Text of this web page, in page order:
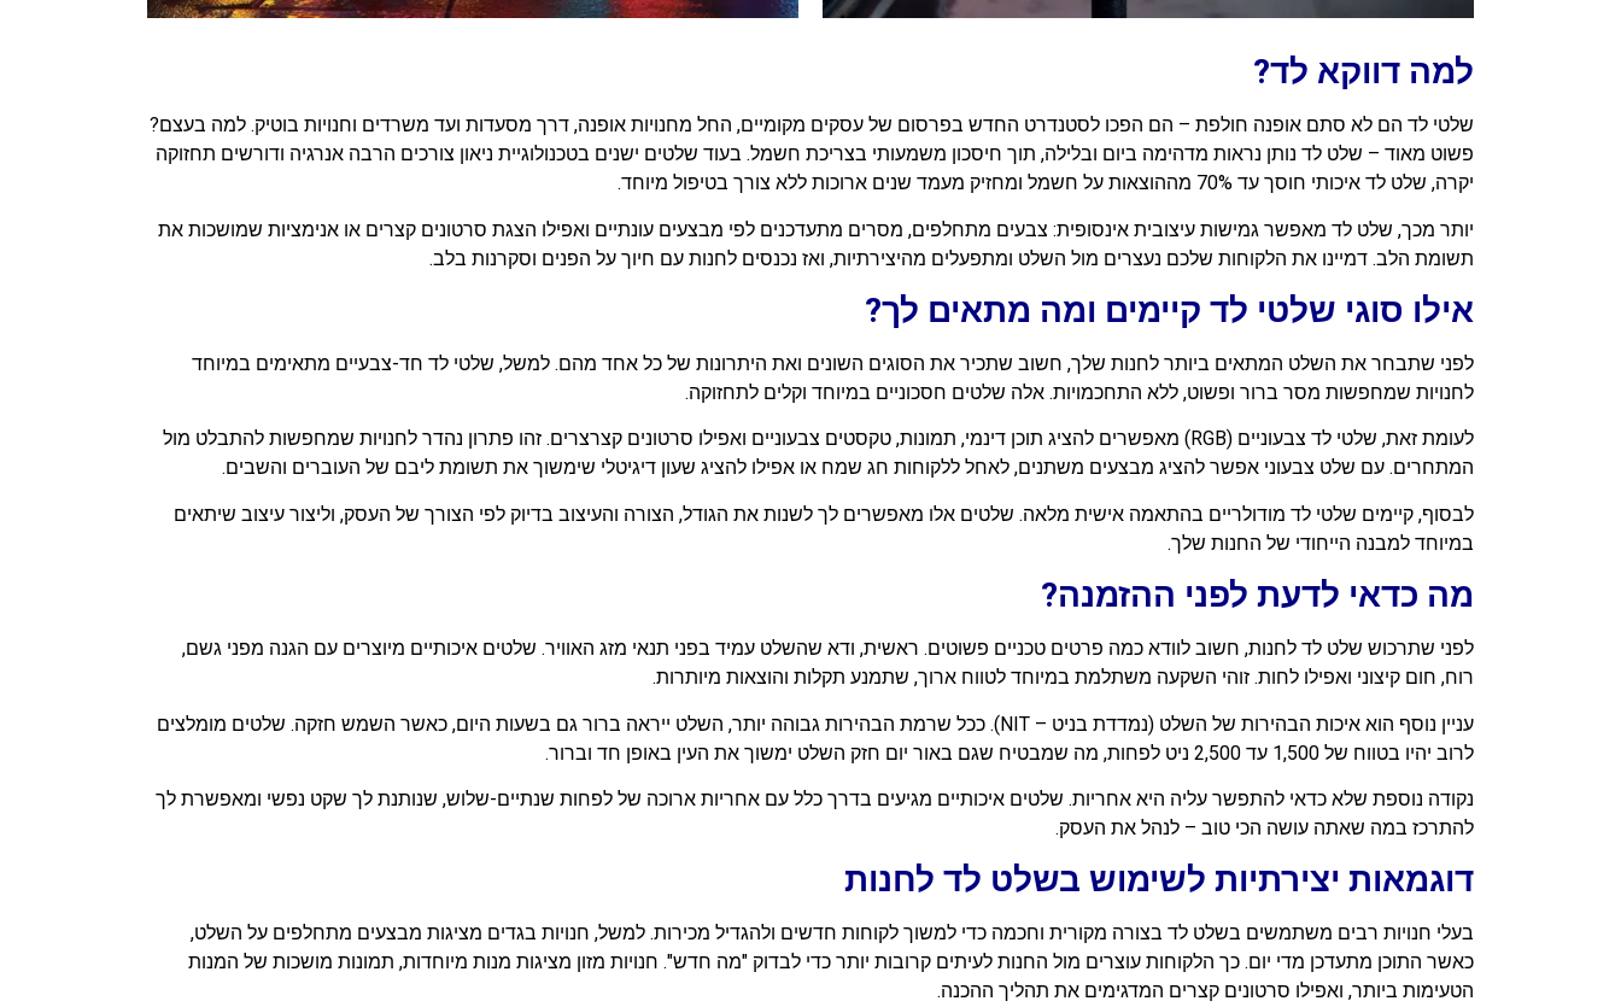
למה דווקא לד?
שלטי לד הם לא סתם אופנה חולפת – הם הפכו לסטנדרט החדש בפרסום של עסקים מקומיים, החל מחנויות אופנה, דרך מסעדות ועד משרדים וחנויות בוטיק. למה בעצם?
פשוט מאוד – שלט לד נותן נראות מדהימה ביום ובלילה, תוך חיסכון משמעותי בצריכת חשמל. בעוד שלטים ישנים בטכנולוגיית ניאון צורכים הרבה אנרגיה ודורשים תחזוקה
יקרה, שלט לד איכותי חוסך עד 70% מההוצאות על חשמל ומחזיק מעמד שנים ארוכות ללא צורך בטיפול מיוחד.
יותר מכך, שלט לד מאפשר גמישות עיצובית אינסופית: צבעים מתחלפים, מסרים מתעדכנים לפי מבצעים עונתיים ואפילו הצגת סרטונים קצרים או אנימציות שמושכות את
תשומת הלב. דמיינו את הלקוחות שלכם נעצרים מול השלט ומתפעלים מהיצירתיות, ואז נכנסים לחנות עם חיוך על הפנים וסקרנות בלב.
אילו סוגי שלטי לד קיימים ומה מתאים לך?
לפני שתבחר את השלט המתאים ביותר לחנות שלך, חשוב שתכיר את הסוגים השונים ואת היתרונות של כל אחד מהם. למשל, שלטי לד חד-צבעיים מתאימים במיוחד
לחנויות שמחפשות מסר ברור ופשוט, ללא התחכמויות. אלה שלטים חסכוניים במיוחד וקלים לתחזוקה.
לעומת זאת, שלטי לד צבעוניים (RGB) מאפשרים להציג תוכן דינמי, תמונות, טקסטים צבעוניים ואפילו סרטונים קצרצרים. זהו פתרון נהדר לחנויות שמחפשות להתבלט מול
המתחרים. עם שלט צבעוני אפשר להציג מבצעים משתנים, לאחל ללקוחות חג שמח או אפילו להציג שעון דיגיטלי שימשוך את תשומת ליבם של העוברים והשבים.
לבסוף, קיימים שלטי לד מודולריים בהתאמה אישית מלאה. שלטים אלו מאפשרים לך לשנות את הגודל, הצורה והעיצוב בדיוק לפי הצורך של העסק, וליצור עיצוב שיתאים
במיוחד למבנה הייחודי של החנות שלך.
מה כדאי לדעת לפני ההזמנה?
לפני שתרכוש שלט לד לחנות, חשוב לוודא כמה פרטים טכניים פשוטים. ראשית, ודא שהשלט עמיד בפני תנאי מזג האוויר. שלטים איכותיים מיוצרים עם הגנה מפני גשם,
רוח, חום קיצוני ואפילו לחות. זוהי השקעה משתלמת במיוחד לטווח ארוך, שתמנע תקלות והוצאות מיותרות.
עניין נוסף הוא איכות הבהירות של השלט (נמדדת בניט – NIT). ככל שרמת הבהירות גבוהה יותר, השלט ייראה ברור גם בשעות היום, כאשר השמש חזקה. שלטים מומלצים
לרוב יהיו בטווח של 1,500 עד 2,500 ניט לפחות, מה שמבטיח שגם באור יום חזק השלט ימשוך את העין באופן חד וברור.
נקודה נוספת שלא כדאי להתפשר עליה היא אחריות. שלטים איכותיים מגיעים בדרך כלל עם אחריות ארוכה של לפחות שנתיים-שלוש, שנותנת לך שקט נפשי ומאפשרת לך
להתרכז במה שאתה עושה הכי טוב – לנהל את העסק.
דוגמאות יצירתיות לשימוש בשלט לד לחנות
בעלי חנויות רבים משתמשים בשלט לד בצורה מקורית וחכמה כדי למשוך לקוחות חדשים ולהגדיל מכירות. למשל, חנויות בגדים מציגות מבצעים מתחלפים על השלט,
כאשר התוכן מתעדכן מדי יום. כך הלקוחות עוצרים מול החנות לעיתים קרובות יותר כדי לבדוק "מה חדש". חנויות מזון מציגות מנות מיוחדות, תמונות מושכות של המנות
הטעימות ביותר, ואפילו סרטונים קצרים המדגימים את תהליך ההכנה.